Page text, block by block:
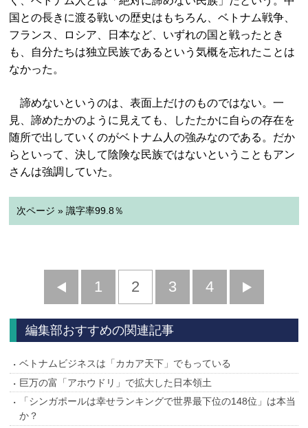
国との長きに渡る戦いの歴史はもちろん、ベトナム戦争、
フランス、ロシア、日本など、いずれの国と戦ったとき
も、自分たちは独立民族であるという気概を忘れたことは
なかった。
諦めないというのは、表面上だけのものではない。一
見、諦めたかのように見えても、したたかに自らの存在を
随所で出していくのがベトナム人の強みなのである。だか
らといって、決して陰険な民族ではないということもアン
さんは強調していた。
次ページ » 識字率99.8％
前
へ
1 2 3 4
へ
編集部おすすめの関連記事
ベトナムビジネスは「カカア天下」でもっている
巨万の富「アホウドリ」で拡大した日本領土
「シンガポールは幸せランキングで世界最下位の148位」は本当
か？